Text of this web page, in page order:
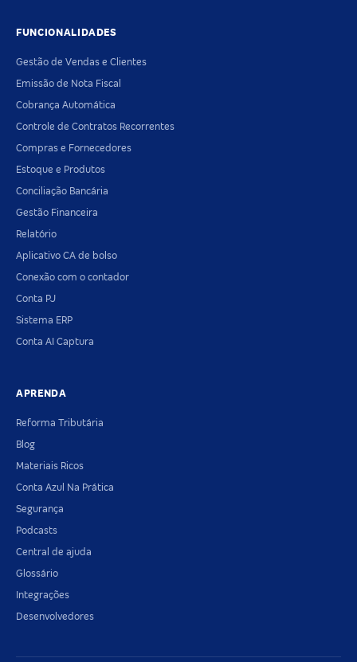
FUNCIONALIDADES
Gestão de Vendas e Clientes
Emissão de Nota Fiscal
Cobrança Automática
Controle de Contratos Recorrentes
Compras e Fornecedores
Estoque e Produtos
Conciliação Bancária
Gestão Financeira
Relatório
Aplicativo CA de bolso
Conexão com o contador
Conta PJ
Sistema ERP
Conta AI Captura
APRENDA
Reforma Tributária
Blog
Materiais Ricos
Conta Azul Na Prática
Segurança
Podcasts
Central de ajuda
Glossário
Integrações
Desenvolvedores